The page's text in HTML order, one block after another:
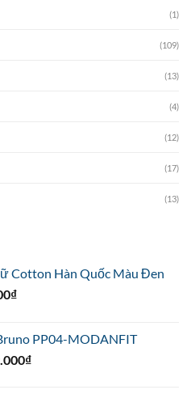
(1)
(109)
(13)
(4)
(12)
(17)
(13)
Cotton Hàn Quốc Màu Đen
₫Giá
là:
12.000₫.
PP04-MODANFIT
₫Giá